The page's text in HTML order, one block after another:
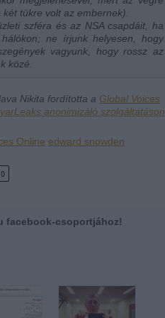
tükre volt az embernek).
szféra és az NSA csapdáit, ha
ne írjunk helyesen, hogy
vagyunk, hogy rossz az
közé.
Nikita fordította a Global Voices
anonimizáló szolgáltatáson
Online edward snowden
0
facebook-csoportjához!